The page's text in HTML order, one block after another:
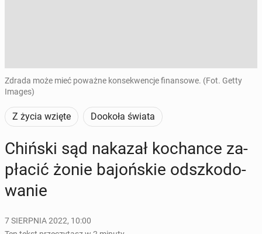
Zdrada może mieć poważne konsekwencje finansowe. (Fot. Getty
Images)
Z życia wzięte Dookoła świata
Chiński sąd nakazał ko­chan­ce za­
pła­cić żonie ba­joń­skie od­szko­do­
wa­nie
7 SIERPNIA 2022, 10:00